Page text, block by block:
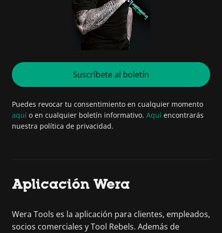
Suscríbete al boletín
Puedes revocar tu consentimiento en cualquier momento
aquí o en cualquier boletín informativo. Aquí encontrarás
nuestra política de privacidad.
Aplicación Wera
Wera Tools es la aplicación para clientes, empleados,
socios comerciales y Tool Rebels. Además de